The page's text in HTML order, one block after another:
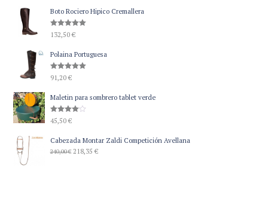
Boto Rociero Hipico Cremallera
Valorado
con5.00
132,50€
Polaina Portuguesa
Valorado
con5.00
91,20€
Maletin para sombrero tablet verde
Valorado
con4.00
45,50€
Cabezada Montar Zaldi Competición Avellana
240,00€ El218,35€El